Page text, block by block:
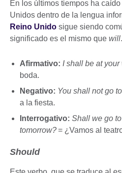
En los últimos tiempos ha
Unidos dentro de la lengua
Reino Unido sigue siendo
significado es el mismo que will.
Afirmativo: I shall be at
boda.
Negativo: You shall not go
a la fiesta.
Interrogativo: Shall we go
tomorrow?= ¿Vamos al
Should